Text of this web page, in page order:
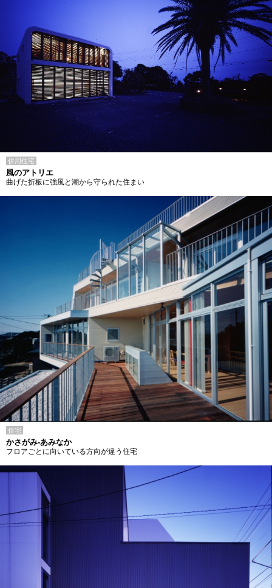
併用住宅
風のアトリエ
曲げた折板に強風と潮から守られた住まい
住宅
かさがみ-あみなか
フロアごとに向いている方向が違う住宅